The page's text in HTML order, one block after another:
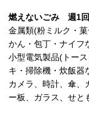
燃えないごみ 週1回
金属類(粉ミルク・
かん・包丁・ナイフ
小型電気製品(トー
キ・掃除機・炊飯器
カメラ、時計、傘、
ー板、ガラス、せと